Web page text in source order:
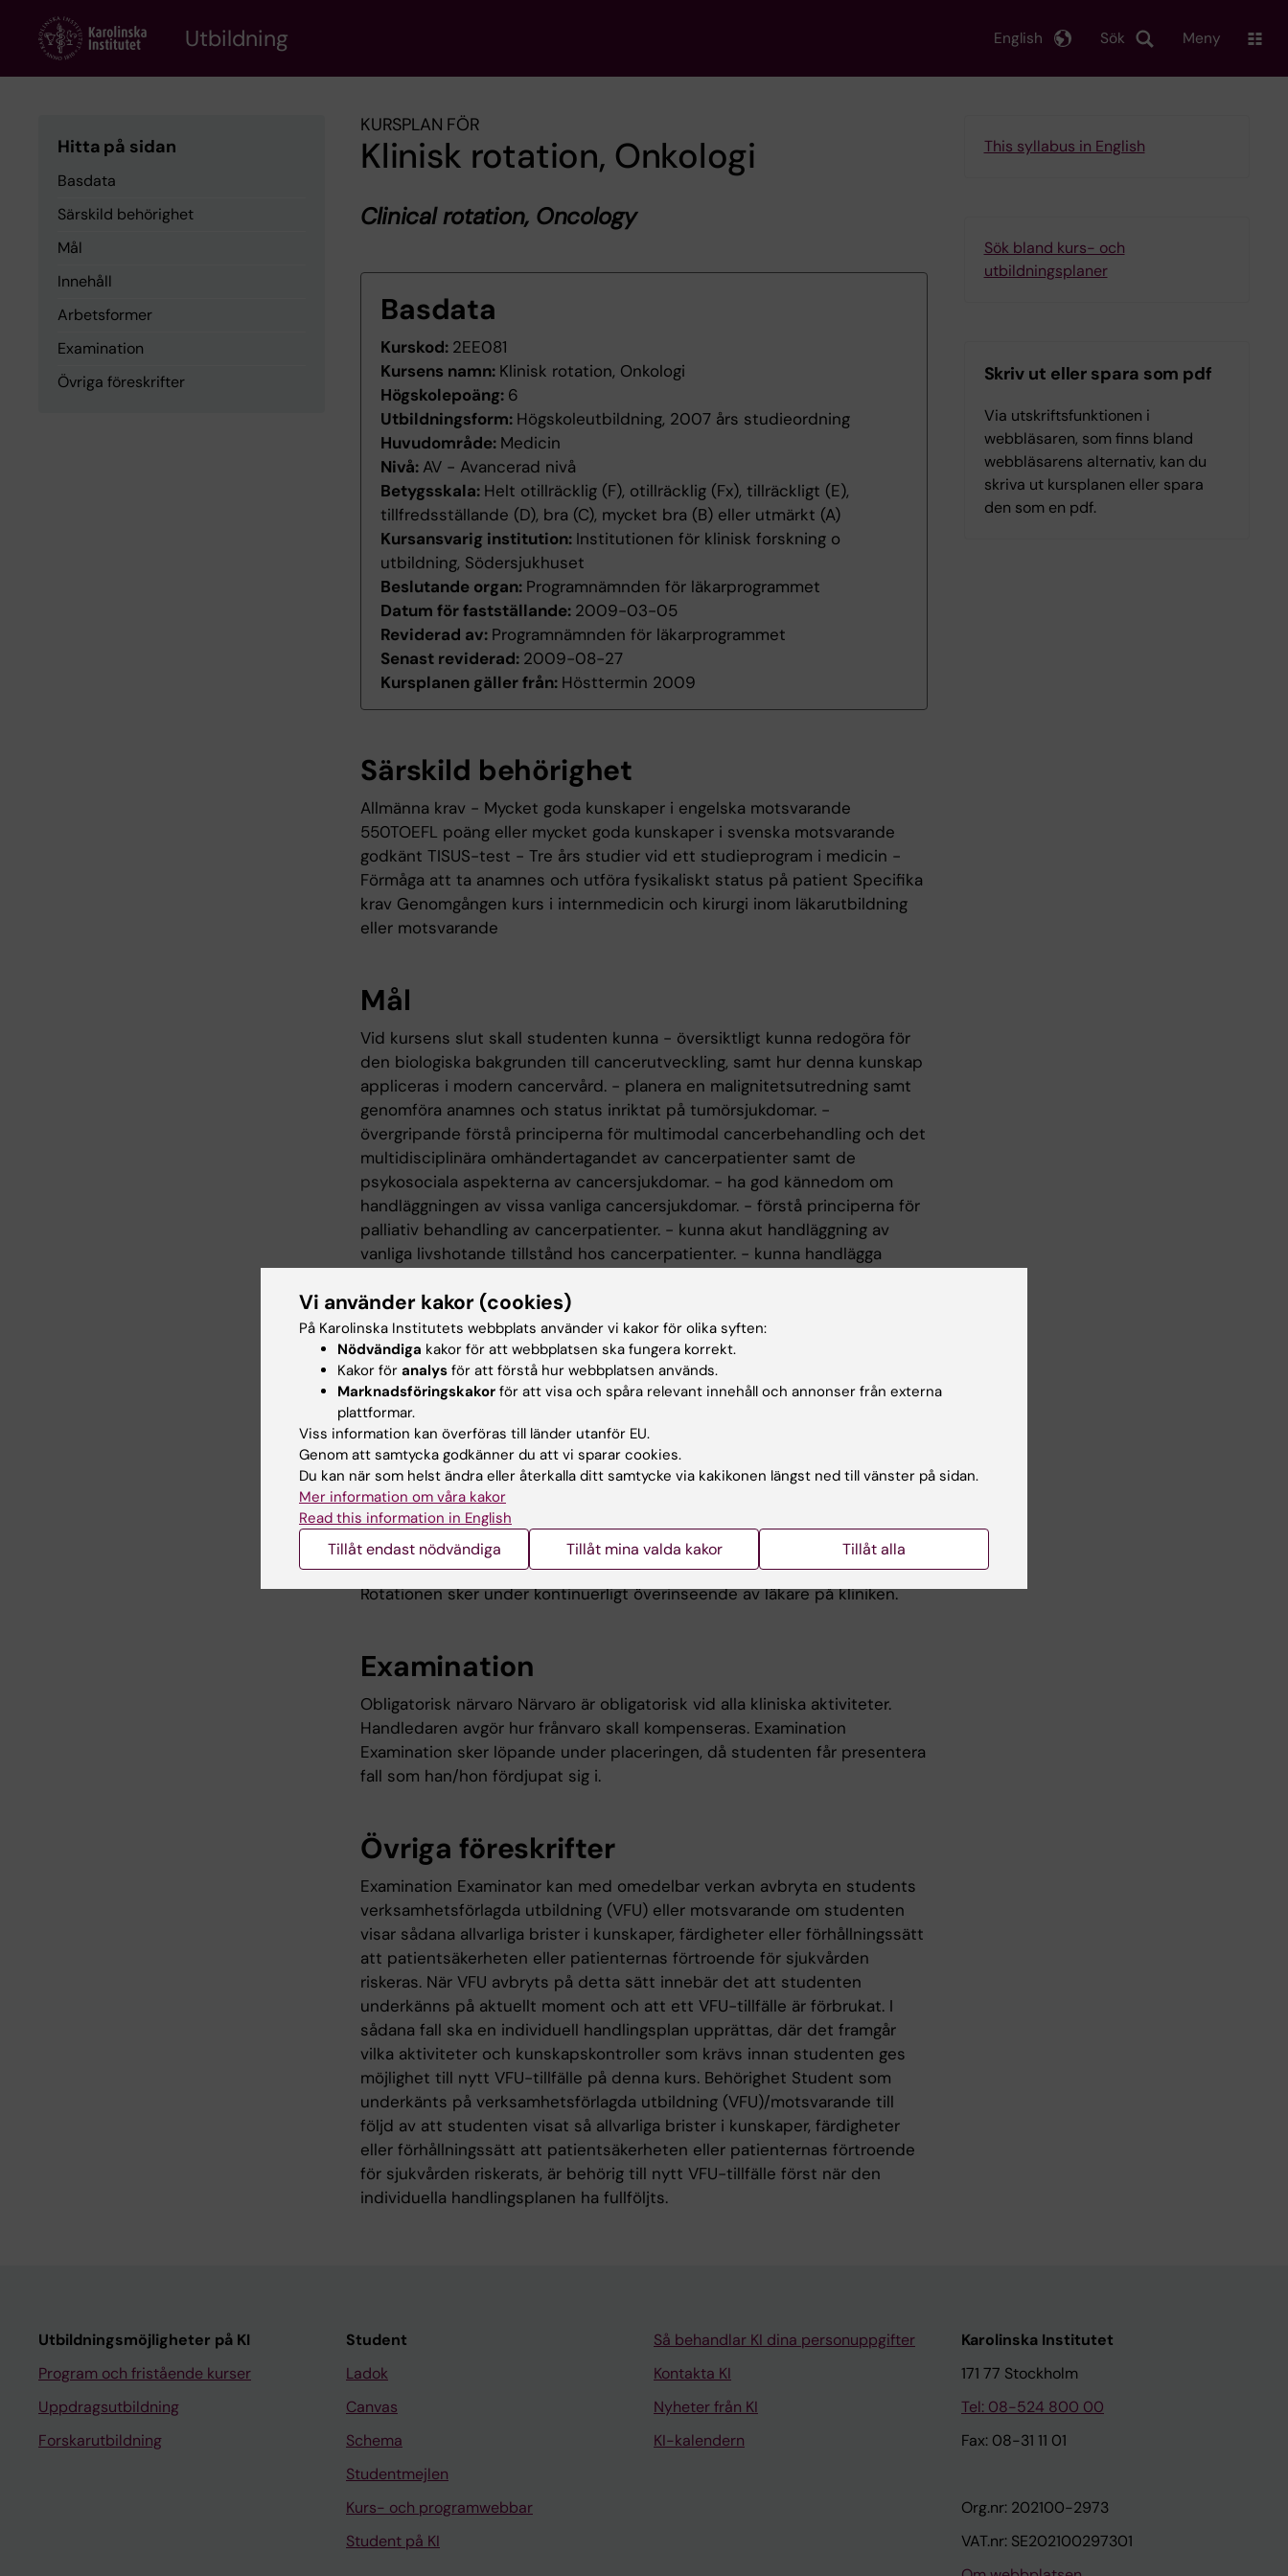
content
Utbildning Sök
English Meny
Hitta på sidan
Basdata
Särskild behörighet
Mål
Innehåll
Arbetsformer
Examination
Övriga föreskrifter
KURSPLAN FÖR
Klinisk rotation, Onkologi
Clinical rotation, Oncology
Basdata
Kurskod: 2EE081
Kursens namn: Klinisk rotation, Onkologi
Högskolepoäng: 6
Utbildningsform: Högskoleutbildning, 2007 års studieordning
Huvudområde: Medicin
Nivå: AV - Avancerad nivå
Betygsskala: Helt otillräcklig (F), otillräcklig (Fx), tillräckligt (E),
tillfredsställande (D), bra (C), mycket bra (B) eller utmärkt (A)
Kursansvarig institution: Institutionen för klinisk forskning o
utbildning, Södersjukhuset
Beslutande organ: Programnämnden för läkarprogrammet
Datum för fastställande: 2009-03-05
Reviderad av: Programnämnden för läkarprogrammet
Senast reviderad: 2009-08-27
Kursplanen gäller från: Hösttermin 2009
Särskild behörighet
Allmänna krav - Mycket goda kunskaper i engelska motsvarande
550TOEFL poäng eller mycket goda kunskaper i svenska motsvarande
godkänt TISUS-test - Tre års studier vid ett studieprogram i medicin -
Förmåga att ta anamnes och utföra fysikaliskt status på patient Specifika
krav Genomgången kurs i internmedicin och kirurgi inom läkarutbildning
eller motsvarande
Mål
Vid kursens slut skall studenten kunna - översiktligt kunna redogöra för
den biologiska bakgrunden till cancerutveckling, samt hur denna kunskap
appliceras i modern cancervård. - planera en malignitetsutredning samt
genomföra anamnes och status inriktat på tumörsjukdomar. -
övergripande förstå principerna för multimodal cancerbehandling och det
multidisciplinära omhändertagandet av cancerpatienter samt de
psykosociala aspekterna av cancersjukdomar. - ha god kännedom om
handläggningen av vissa vanliga cancersjukdomar. - förstå principerna för
palliativ behandling av cancerpatienter. - kunna akut handläggning av
vanliga livshotande tillstånd hos cancerpatienter. - kunna handlägga
Innehåll
Den kliniska rotationen omfattar 40 timmars tjänstgöring per vecka på
Onkologkliniken, Södersjukhuset. Ett individuellt schema upprättas med
auskultationer på olika enheter inom kliniken, såsom vårdavdelning,
öppenvårdsmottagning, radioterapiavdelning, brachyenhet mm. Tid
avsätts för litteraturstudier och internetsökningar.
Arbetsformer
Rotationen sker under kontinuerligt överinseende av läkare på kliniken.
Examination
Obligatorisk närvaro Närvaro är obligatorisk vid alla kliniska aktiviteter.
Handledaren avgör hur frånvaro skall kompenseras. Examination
Examination sker löpande under placeringen, då studenten får presentera
fall som han/hon fördjupat sig i.
Övriga föreskrifter
Examination Examinator kan med omedelbar verkan avbryta en students
verksamhetsförlagda utbildning (VFU) eller motsvarande om studenten
visar sådana allvarliga brister i kunskaper, färdigheter eller förhållningssätt
att patientsäkerheten eller patienternas förtroende för sjukvården
riskeras. När VFU avbryts på detta sätt innebär det att studenten
underkänns på aktuellt moment och att ett VFU-tillfälle är förbrukat. I
sådana fall ska en individuell handlingsplan upprättas, där det framgår
vilka aktiviteter och kunskapskontroller som krävs innan studenten ges
möjlighet till nytt VFU-tillfälle på denna kurs. Behörighet Student som
underkänts på verksamhetsförlagda utbildning (VFU)/motsvarande till
följd av att studenten visat så allvarliga brister i kunskaper, färdigheter
eller förhållningssätt att patientsäkerheten eller patienternas förtroende
för sjukvården riskerats, är behörig till nytt VFU-tillfälle först när den
individuella handlingsplanen ha fullföljts.
This syllabus in English
Sök bland kurs- och
utbildningsplaner
Skriv ut eller spara som pdf
Via utskriftsfunktionen i
webbläsaren, som finns bland
webbläsarens alternativ, kan du
skriva ut kursplanen eller spara
den som en pdf.
Utbildningsmöjligheter på KI
Program och fristående kurser
Uppdragsutbildning
Forskarutbildning
Student
Ladok
Canvas
Schema
Studentmejlen
Kurs- och programwebbar
Student på KI
Så behandlar KI dina personuppgifter
Kontakta KI
Nyheter från KI
KI-kalendern
Karolinska Institutet
171 77 Stockholm
Tel: 08-524 800 00
Fax: 08-31 11 01
Org.nr: 202100-2973
VAT.nr: SE202100297301
Vi använder kakor (cookies)
På Karolinska Institutets webbplats använder vi kakor för olika syften:
Nödvändiga kakor för att webbplatsen ska fungera korrekt.
Kakor för analys för att förstå hur webbplatsen används.
Marknadsföringskakor för att visa och spåra relevant innehåll och annonser från externa
plattformar.
Viss information kan överföras till länder utanför EU.
Genom att samtycka godkänner du att vi sparar cookies.
Du kan när som helst ändra eller återkalla ditt samtycke via kakikonen längst ned till vänster på sidan.
Mer information om våra kakor
Read this information in English
Tillåt endast nödvändiga Tillåt mina valda kakor Tillåt alla